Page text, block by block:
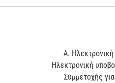
Α.
Ηλεκτρονική
Συμμετοχής